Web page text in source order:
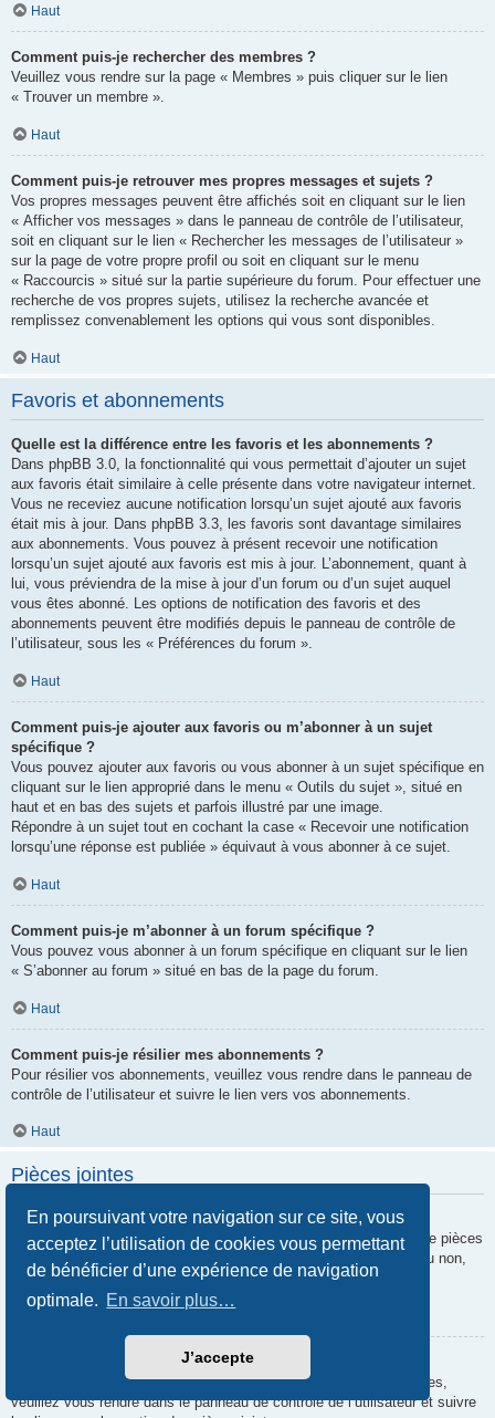
En poursuivant votre navigation sur ce site, vous
acceptez l’utilisation de cookies vous permettant
de bénéficier d’une expérience de navigation
optimale. En savoir plus…
J’accepte
Haut
Comment puis-je rechercher des membres ?
Veuillez vous rendre sur la page « Membres » puis cliquer sur le lien
« Trouver un membre ».
Haut
Comment puis-je retrouver mes propres messages et sujets ?
Vos propres messages peuvent être affichés soit en cliquant sur le lien
« Afficher vos messages » dans le panneau de contrôle de l’utilisateur,
soit en cliquant sur le lien « Rechercher les messages de l’utilisateur »
sur la page de votre propre profil ou soit en cliquant sur le menu
« Raccourcis » situé sur la partie supérieure du forum. Pour effectuer une
recherche de vos propres sujets, utilisez la recherche avancée et
remplissez convenablement les options qui vous sont disponibles.
Haut
Favoris et abonnements
Quelle est la différence entre les favoris et les abonnements ?
Dans phpBB 3.0, la fonctionnalité qui vous permettait d’ajouter un sujet
aux favoris était similaire à celle présente dans votre navigateur internet.
Vous ne receviez aucune notification lorsqu’un sujet ajouté aux favoris
était mis à jour. Dans phpBB 3.3, les favoris sont davantage similaires
aux abonnements. Vous pouvez à présent recevoir une notification
lorsqu’un sujet ajouté aux favoris est mis à jour. L’abonnement, quant à
lui, vous préviendra de la mise à jour d’un forum ou d’un sujet auquel
vous êtes abonné. Les options de notification des favoris et des
abonnements peuvent être modifiés depuis le panneau de contrôle de
l’utilisateur, sous les « Préférences du forum ».
Haut
Comment puis-je ajouter aux favoris ou m’abonner à un sujet
spécifique ?
Vous pouvez ajouter aux favoris ou vous abonner à un sujet spécifique en
cliquant sur le lien approprié dans le menu « Outils du sujet », situé en
haut et en bas des sujets et parfois illustré par une image.
Répondre à un sujet tout en cochant la case « Recevoir une notification
lorsqu’une réponse est publiée » équivaut à vous abonner à ce sujet.
Haut
Comment puis-je m’abonner à un forum spécifique ?
Vous pouvez vous abonner à un forum spécifique en cliquant sur le lien
« S’abonner au forum » situé en bas de la page du forum.
Haut
Comment puis-je résilier mes abonnements ?
Pour résilier vos abonnements, veuillez vous rendre dans le panneau de
contrôle de l’utilisateur et suivre le lien vers vos abonnements.
Haut
Pièces jointes
Quelles pièces jointes sont autorisées sur ce forum ?
Chaque administrateur peut autoriser ou interdire certains types de pièces
jointes. Si vous n’êtes pas certain de savoir ce qui est autorisé ou non,
nous vous invitons à contacter un administrateur du forum.
Comment puis-je retrouver toutes mes pièces jointes ?
Pour retrouver la liste des pièces jointes que vous avez transférées,
veuillez vous rendre dans le panneau de contrôle de l’utilisateur et suivre